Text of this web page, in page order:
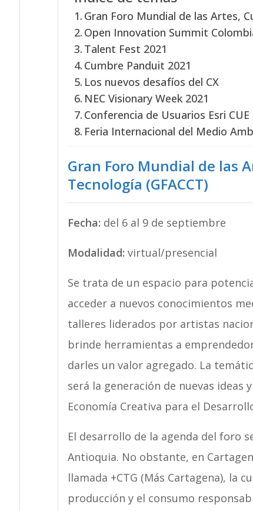
Gran Foro Mundial de las Artes,
Open Innovation Summit
Talent Fest 2021
Cumbre Panduit 2021
Los nuevos desafíos del CX
NEC Visionary Week 2021
Conferencia de Usuarios Esri CUE
Feria Internacional del Medio
Gran Foro Mundial de las
Tecnología (GFACCT)
Fecha: del 6 al 9 de septiembre
Modalidad: virtual/presencial
Se trata de un espacio para
acceder a nuevos conocimientos
talleres liderados por artistas
brinde herramientas a
darles un valor agregado. La
será la generación de nuevas ideas
Economía Creativa para el
El desarrollo de la agenda del foro
Antioquia. No obstante, en
llamada +CTG (Más Cartagena), la
producción y el consumo